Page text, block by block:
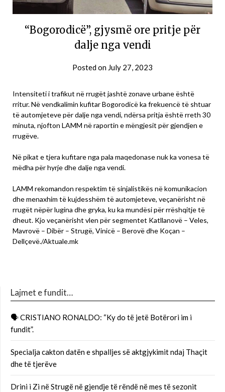
“Bogorodicë”, gjysmë ore pritje për
dalje nga vendi
Posted on July 27, 2023
Intensiteti i trafikut në rrugët jashtë zonave urbane është
rritur. Në vendkalimin kufitar Bogorodicë ka frekuencë të shtuar
të automjeteve për dalje nga vendi, ndërsa pritja është rreth 30
minuta, njofton LAMM në raportin e mëngjesit për gjendjen e
rrugëve.
Në pikat e tjera kufitare nga pala maqedonase nuk ka vonesa të
mëdha për hyrje dhe dalje nga vendi.
LAMM rekomandon respektim të sinjalistikës në komunikacion
dhe menaxhim të kujdesshëm të automjeteve, veçanërisht në
rrugët nëpër lugina dhe gryka, ku ka mundësi për rrëshqitje të
dheut. Kjo veçanërisht vlen për segmentet Katllanovë – Veles,
Mavrovë – Dibër – Strugë, Vinicë – Berovë dhe Koçan –
Dellçevë./Aktuale.mk
Lajmet e fundit…
🗣 CRISTIANO RONALDO: “Ky do të jetë Botërori im i
fundit”.
Specialja cakton datën e shpalljes së aktgjykimit ndaj Thaçit
dhe të tjerëve
Drini i Zi në Strugë në gjendje të rëndë në mes të sezonit